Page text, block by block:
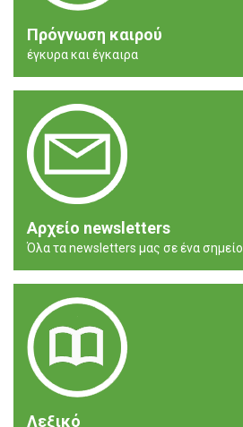
Πρόγνωση καιρού
έγκυρα και έγκαιρα
Αρχείο newsletters
Όλα τα newsletters μας σε ένα σημείο
Λεξικό